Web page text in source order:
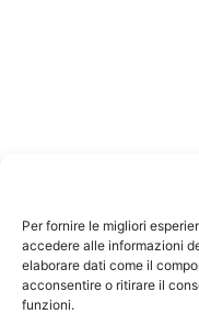
Per fornire le migliori
accedere alle informazioni
elaborare dati come il
acconsentire o ritirare il
funzioni.